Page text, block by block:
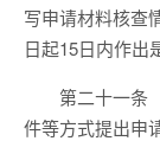
写申请材料核查
日起15日内作出
第二十一条
件等方式提出申